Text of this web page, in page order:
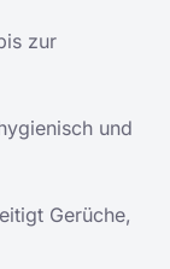
zur
und
Gerüche,